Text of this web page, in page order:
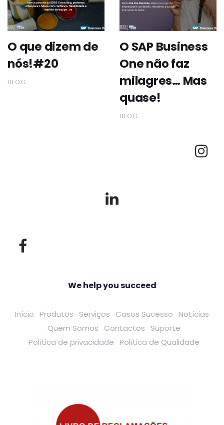
O que dizem de
nós!#20
BLOG
O SAP Business
One não faz
milagres… Mas
quase!
BLOG
We help you succeed
Início Produtos Serviços Casos Sucesso Notícias
Quem Somos
Contactos
Suporte
Política de privacidade Política de Qualidade